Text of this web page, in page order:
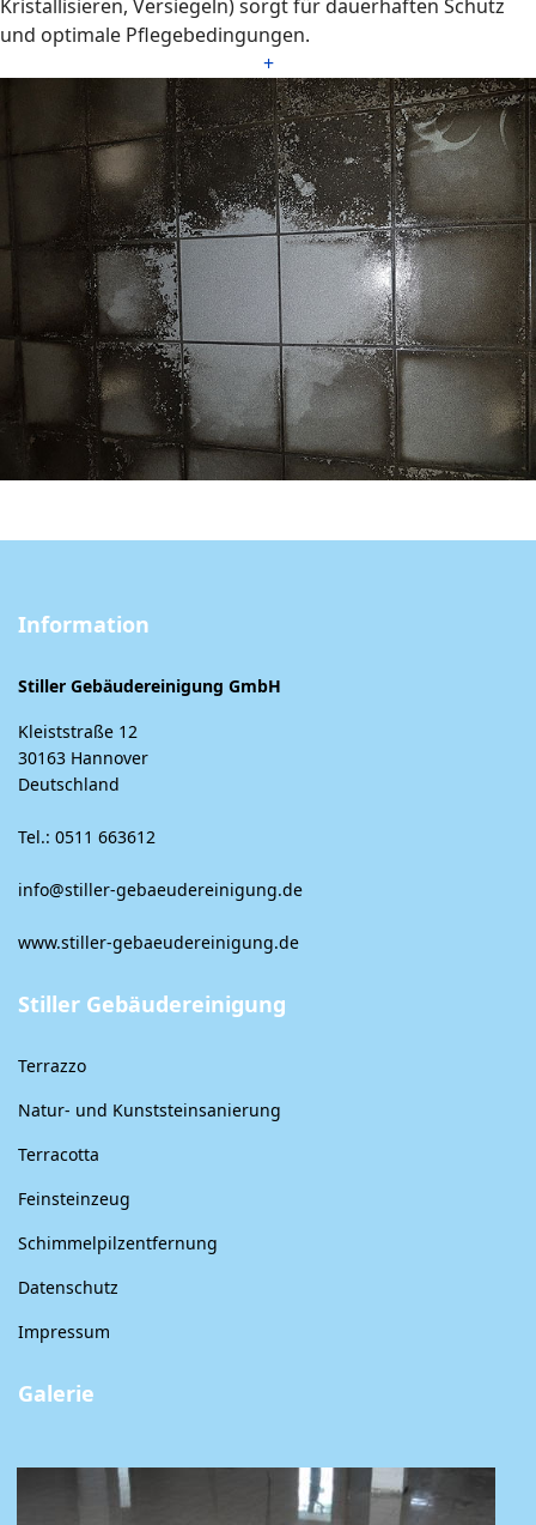
Kristallisieren, Versiegeln) sorgt für dauerhaften Schutz
und optimale Pflegebedingungen.
+
Information
Stiller Gebäudereinigung GmbH
Kleiststraße 12
30163 Hannover
Deutschland
Tel.: 0511 663612
info@stiller-gebaeudereinigung.de
www.stiller-gebaeudereinigung.de
Stiller Gebäudereinigung
Terrazzo
Natur- und Kunststeinsanierung
Terracotta
Feinsteinzeug
Schimmelpilzentfernung
Datenschutz
Impressum
Galerie